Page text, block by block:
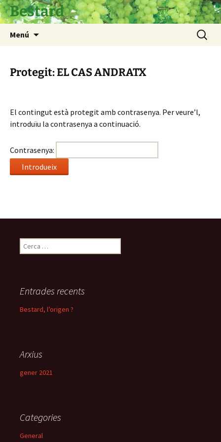
Vés
al
contingut
Bestard
Menú Cerca:
Protegit: EL CAS ANDRATX
El contingut està protegit amb contrasenya. Per veure’l,
introduïu la contrasenya a continuació.
Contrasenya:
Cerca:
Entrades recents
Bestard, l’origen ?
Arxius
gener 2021
Categories
General